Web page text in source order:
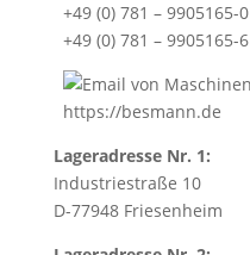
+49 (0) 781 – 9905165-0
+49 (0) 781 – 9905165-6
https://besmann.de
Lageradresse Nr. 1:
Industriestraße 10
D-77948 Friesenheim